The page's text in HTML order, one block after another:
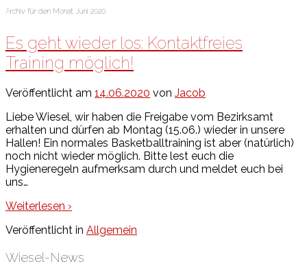
Archiv für den Monat: Juni 2020
Es geht wieder los: Kontaktfreies
Training möglich!
Veröffentlicht am 14.06.2020 von Jacob
Liebe Wiesel, wir haben die Freigabe vom Bezirksamt
erhalten und dürfen ab Montag (15.06.) wieder in unsere
Hallen! Ein normales Basketballtraining ist aber (natürlich)
noch nicht wieder möglich. Bitte lest euch die
Hygieneregeln aufmerksam durch und meldet euch bei
uns…
Weiterlesen ›
Veröffentlicht in Allgemein
Wiesel-News